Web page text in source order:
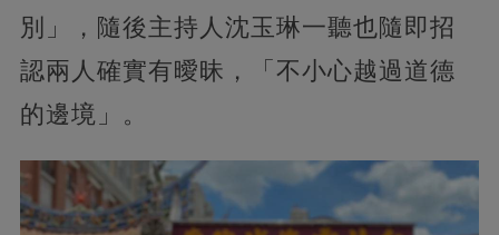
別」，隨後主持人沈玉琳一聽也隨即招
認兩人確實有曖昧，「不小心越過道德
的邊境」。